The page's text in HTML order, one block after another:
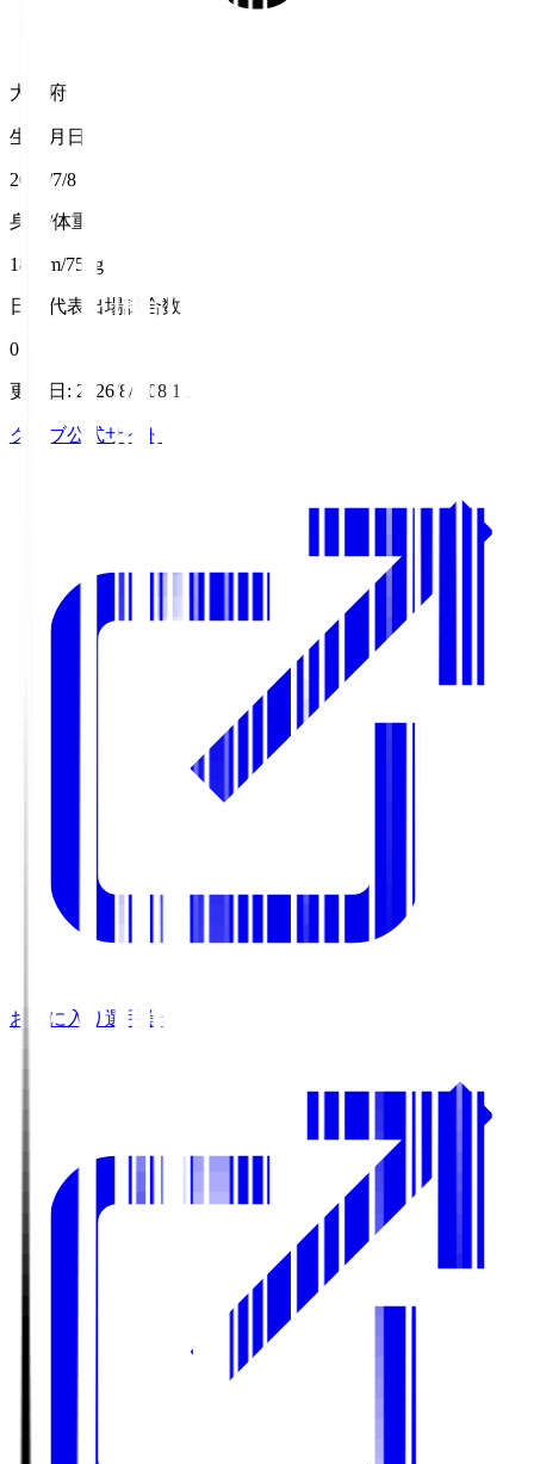
大阪府
生年月日
2002/7/8
身長/体重
180cm/75kg
日本代表出場試合数
0
更新日 : 2026/8/7 08:11
クラブ公式サイト
お気に入り選手登録